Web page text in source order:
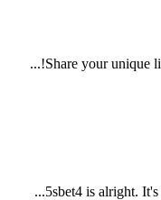
Share your unique
5sbet4 is alright. It's